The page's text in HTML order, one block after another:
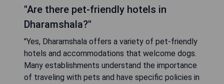
"Are there pet-friendly hotels in
Dharamshala?"
"Yes, Dharamshala offers a variety of pet-friendly
hotels and accommodations that welcome dogs.
Many establishments understand the importance
of traveling with pets and have specific policies in